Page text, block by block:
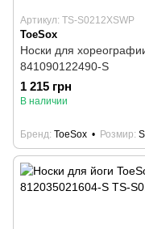
Артикул: TS-S0212XSWP
ToeSox
Носки для
841090122490-S
1 215 грн
В наличии
Бренд ToeSox Розмир S